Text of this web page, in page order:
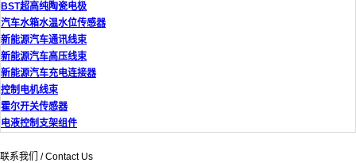
BST超高纯陶瓷电极
汽车水箱水温水位传感器
新能源汽车通讯线束
新能源汽车高压线束
新能源汽车充电连接器
控制电机线束
霍尔开关传感器
电液控制支架组件
联系我们 / Contact Us